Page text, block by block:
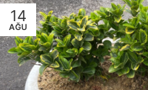
14
AĞU